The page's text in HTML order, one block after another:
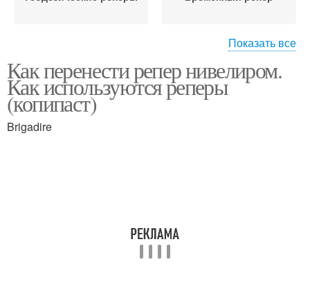
Реперы при изыскании Репер в строительстве
Показать все
Как перенести репер нивелиром.
Как используются реперы
(копипаст)
Brigadire